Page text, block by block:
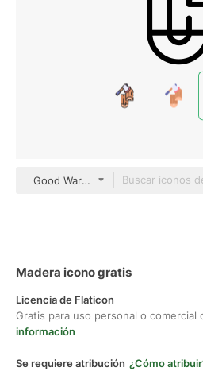
Good Ware Lineal
Madera icono gratis
Licencia de Flaticon
Gratis para uso personal o comercial
información
Se requiere atribución ¿Cómo